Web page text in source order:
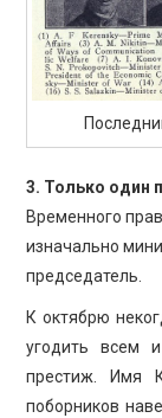
3. Только один
Временного
изначально
председатель.
К октябрю
угодить всем
престиж. Имя
поборников